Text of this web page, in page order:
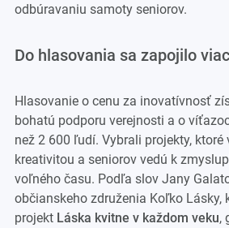
odbúravaniu samoty seniorov.
Do hlasovania sa zapojilo
Hlasovanie o cenu za inovatívnosť
bohatú podporu verejnosti a o
než 2 600 ľudí. Vybrali projekty,
kreativitou a seniorov vedú k
voľného času. Podľa slov Jany
občianskeho združenia Koľko Lásky,
projekt Láska kvitne v každom veku,